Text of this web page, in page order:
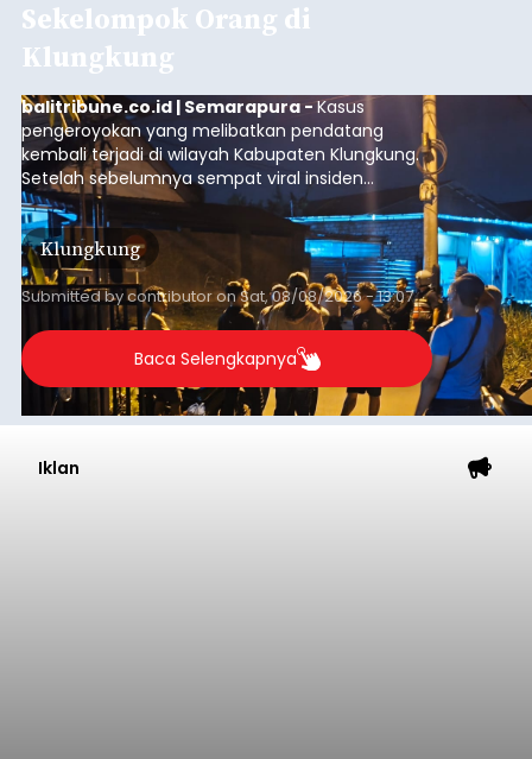
Sekelompok Orang di
Klungkung
balitribune.co.id | Semarapura -Kasus
pengeroyokan yang melibatkan pendatang
kembali terjadi di wilayah Kabupaten Klungkung.
Setelah sebelumnya sempat viral insiden
keributan di barat Pasar Galiran, peristiwa serupa
kini menimpa seorang pemuda asal Kabupaten
Sumba Barat Daya (SBD), Nusa Tenggara Timur
(NTT).
Klungkung
Submitted bycontributoronSat, 08/08/2026 - 13:07
Baca Selengkapnya
Iklan